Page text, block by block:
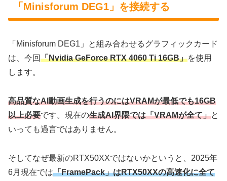
「Minisforum DEG1」を接続する
「Minisforum DEG1」と組み合わせるグラフィックカード
は、今回「Nvidia GeForce RTX 4060 Ti 16GB」を使用
します。
高品質なAI動画生成を行うのにはVRAMが最低でも16GB
以上必要です。現在の生成AI界隈では「VRAMが全て」と
いっても過言ではありません。
そしてなぜ最新のRTX50XXではないかというと、2025年
6月現在では「FramePack」はRTX50XXの高速化に全て